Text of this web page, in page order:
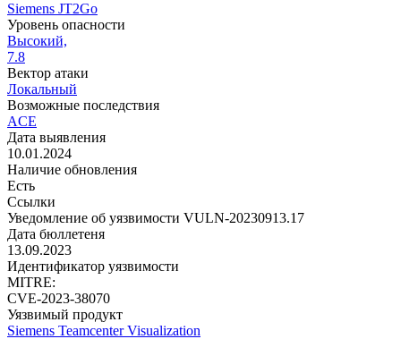
Siemens JT2Go
Уровень опасности
Высокий,
7.8
Вектор атаки
Локальный
Возможные последствия
ACE
Дата выявления
10.01.2024
Наличие обновления
Есть
Ссылки
Уведомление об уязвимости VULN-20230913.17
Дата бюллетеня
13.09.2023
Идентификатор уязвимости
MITRE:
CVE-2023-38070
Уязвимый продукт
Siemens Teamcenter Visualization